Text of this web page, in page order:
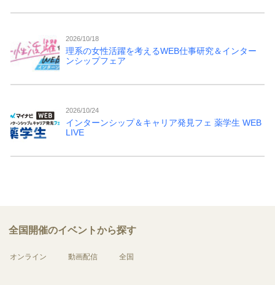
2026/10/18
理系の女性活躍を考えるWEB仕事研究＆インター
ンシップフェア
2026/10/24
インターンシップ＆キャリア発見フェ 薬学生 WEB
LIVE
全国開催のイベントから探す
オンライン 動画配信 全国